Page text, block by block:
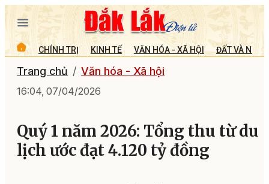
CHÍNH TRỊ KINH TẾ VĂN HÓA - XÃ HỘI ĐẤT VÀ
Trang chủ Văn hóa - Xã hội
16:04, 07/04/2026
Quý 1 năm 2026: Tổng thu từ du
lịch ước đạt 4.120 tỷ đồng